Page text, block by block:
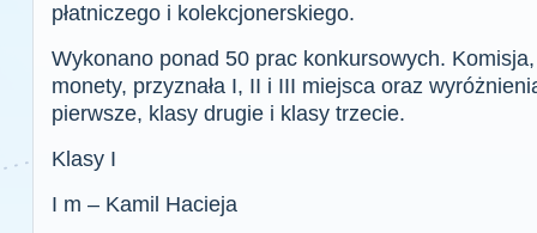
płatniczego i kolekcjonerskiego.
Wykonano ponad 50 prac konkursowych. Komisja,
monety, przyznała I, II i III miejsca oraz
pierwsze, klasy drugie i klasy trzecie.
Klasy I
I m – Kamil Hacieja